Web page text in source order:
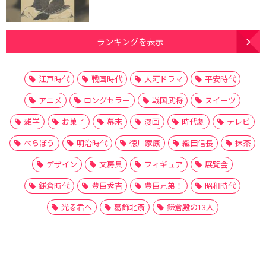
ランキングを表示
江戸時代 戦国時代 大河ドラマ
平安時代
アニメ
ロングセラー 戦国武将
スイーツ
雑学
お菓子 幕末 漫画 時代劇
テレビ
べらぼう
明治時代 徳川家康 織田信長
抹茶
デザイン
文房具 フィギュア
展覧会
鎌倉時代
豊臣秀吉 豊臣兄弟！
昭和時代
光る君へ
葛飾北斎 鎌倉殿の13人